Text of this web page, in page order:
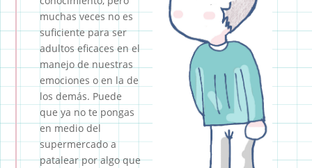
muchas veces no es
suficiente para ser
adultos eficaces en el
manejo de nuestras
emociones o en la de
los demás. Puede
que ya no te pongas
en medio del
supermercado a
patalear por algo que